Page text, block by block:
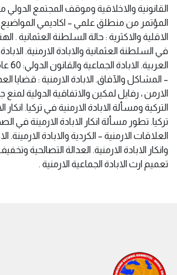
القانونية والاخلاقية وموقف المجتمع
المؤتمر من منطلق علمي – اكاديمي المواضيع
الاقلية والاكثرية : حالة السلطنة العثمانية .
في السلطنة العثمانية والابادة الارمنية.
– المشاكل والآفاق. الابادة الارمنية : قضايا
الارمن ، رفايل لمكين والاتفاقية الدولية لمنع
التركية ومسألة الابادة الارمنية في تركيا. انكار
تركيا. تطور مسألة انكار الابادة الارمينة في
العلاقات الارمنية – الكردية والابادة الارمينة.
وانكار الابادة الارمنية. العدالة التصالحية
تعميم ارث الابادة الجماعية الارمنية .